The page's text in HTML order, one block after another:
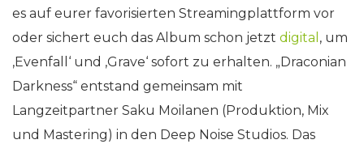
es auf eurer favorisierten Streamingplattform vor
oder sichert euch das Album schon jetzt digital , um
‚Evenfall‘ und ‚Grave‘ sofort zu erhalten. „Draconian
Darkness“ entstand gemeinsam mit
Langzeitpartner Saku Moilanen (Produktion, Mix
und Mastering) in den Deep Noise Studios. Das